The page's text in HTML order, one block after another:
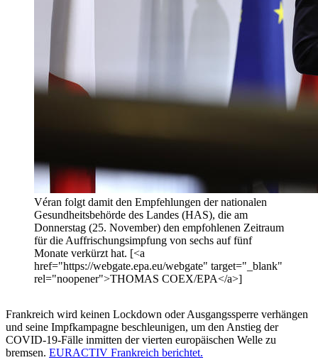
Véran folgt damit den Empfehlungen der nationalen
Gesundheitsbehörde des Landes (HAS), die am
Donnerstag (25. November) den empfohlenen Zeitraum
für die Auffrischungsimpfung von sechs auf fünf
Monate verkürzt hat. [<a
href="https://webgate.epa.eu/webgate" target="_blank"
rel="noopener">THOMAS COEX/EPA</a>]
Frankreich wird keinen Lockdown oder Ausgangssperre verhängen
und seine Impfkampagne beschleunigen, um den Anstieg der
COVID-19-Fälle inmitten der vierten europäischen Welle zu
bremsen. EURACTIV Frankreich berichtet.